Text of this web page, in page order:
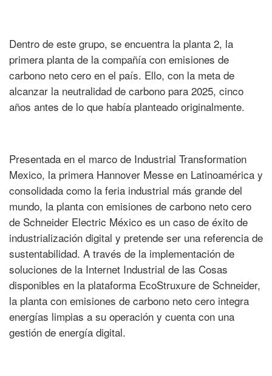
Dentro de este grupo, se encuentra la planta 2, la
primera planta de la compañía con emisiones de
carbono neto cero en el país. Ello, con la meta de
alcanzar la neutralidad de carbono para 2025, cinco
años antes de lo que había planteado originalmente.
Presentada en el marco de Industrial Transformation
Mexico, la primera Hannover Messe en Latinoamérica y
consolidada como la feria industrial más grande del
mundo, la planta con emisiones de carbono neto cero
de Schneider Electric México es un caso de éxito de
industrialización digital y pretende ser una referencia de
sustentabilidad. A través de la implementación de
soluciones de la Internet Industrial de las Cosas
disponibles en la plataforma EcoStruxure de Schneider,
la planta con emisiones de carbono neto cero integra
energías limpias a su operación y cuenta con una
gestión de energía digital.